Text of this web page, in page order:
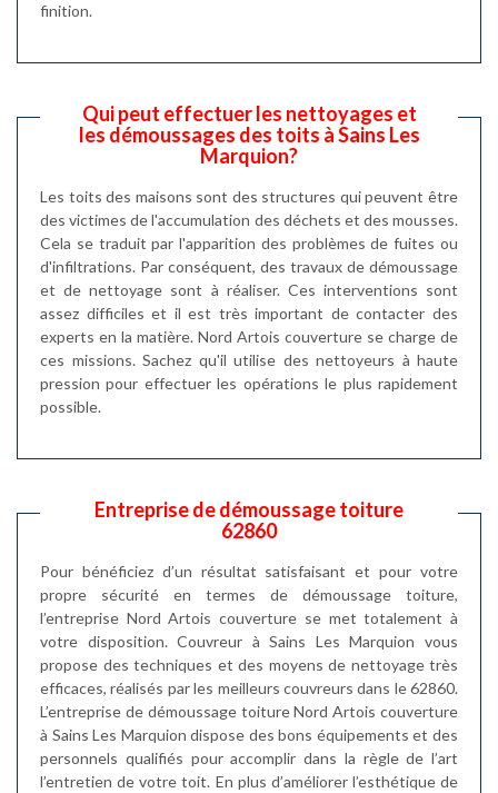
finition.
Qui peut effectuer les nettoyages et
les démoussages des toits à Sains Les
Marquion?
Les toits des maisons sont des structures qui peuvent être
des victimes de l'accumulation des déchets et des mousses.
Cela se traduit par l'apparition des problèmes de fuites ou
d'infiltrations. Par conséquent, des travaux de démoussage
et de nettoyage sont à réaliser. Ces interventions sont
assez difficiles et il est très important de contacter des
experts en la matière. Nord Artois couverture se charge de
ces missions. Sachez qu'il utilise des nettoyeurs à haute
pression pour effectuer les opérations le plus rapidement
possible.
Entreprise de démoussage toiture
62860
Pour bénéficiez d’un résultat satisfaisant et pour votre
propre sécurité en termes de démoussage toiture,
l’entreprise Nord Artois couverture se met totalement à
votre disposition. Couvreur à Sains Les Marquion vous
propose des techniques et des moyens de nettoyage très
efficaces, réalisés par les meilleurs couvreurs dans le 62860.
L’entreprise de démoussage toiture Nord Artois couverture
à Sains Les Marquion dispose des bons équipements et des
personnels qualifiés pour accomplir dans la règle de l’art
l’entretien de votre toit. En plus d’améliorer l’esthétique de